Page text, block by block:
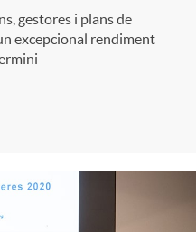
gestores i plans de
excepcional rendiment